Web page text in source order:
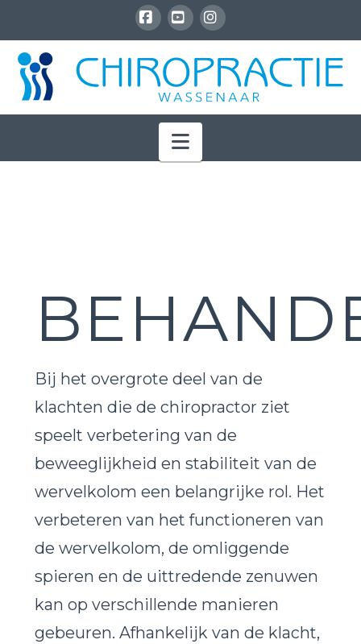
Facebook
YouTubeInstagram
Navigation
Bij het overgrote deel van de
klachten die de chiropractor ziet
speelt verbetering van de
beweeglijkheid en stabiliteit van de
wervelkolom een belangrijke rol. Het
verbeteren van het functioneren van
de wervelkolom, de omliggende
spieren en de uittredende zenuwen
kan op verschillende manieren
gebeuren. Afhankelijk van de klacht,